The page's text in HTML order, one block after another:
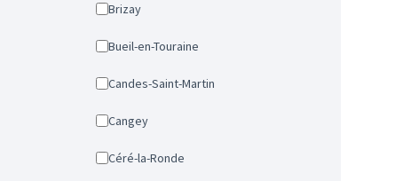
Brizay
Bueil-en-Touraine
Candes-Saint-Martin
Cangey
Céré-la-Ronde